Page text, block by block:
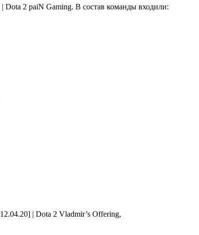
paiN Gaming. В состав команды входили:
Vladmir’s Offering,